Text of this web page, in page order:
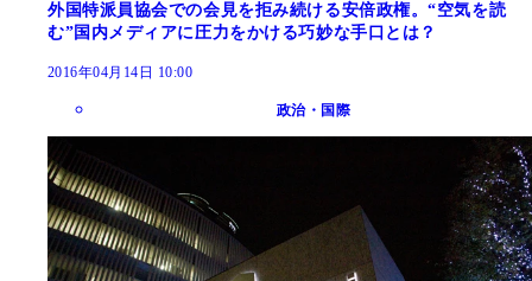
外国特派員協会での会見を拒み続ける安倍政権。“空気を読
む”国内メディアに圧力をかける巧妙な手口とは？
2016年04月14日 10:00
政治・国際